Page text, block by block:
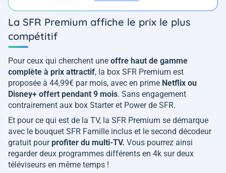
La SFR Premium affiche le prix le plus
compétitif
Pour ceux qui cherchent une offre haut de gamme
complète à prix attractif, la box SFR Premium est
proposée à 44,99€ par mois, avec en prime Netflix ou
Disney+ offert pendant 9 mois. Sans engagement
contrairement aux box Starter et Power de SFR.
Et pour ce qui est de la TV, la SFR Premium se démarque
avec le bouquet SFR Famille inclus et le second décodeur
gratuit pourprofiter du multi-TV. Vous pourrez ainsi
regarder deux programmes différents en 4k sur deux
téléviseurs en même temps !